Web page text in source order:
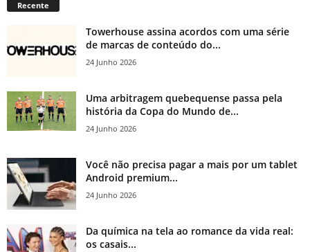
Recente
Towerhouse assina acordos com uma série
de marcas de conteúdo do...
24 Junho 2026
Uma arbitragem quebequense passa pela
história da Copa do Mundo de...
24 Junho 2026
Você não precisa pagar a mais por um tablet
Android premium...
24 Junho 2026
Da química na tela ao romance da vida real:
os casais...